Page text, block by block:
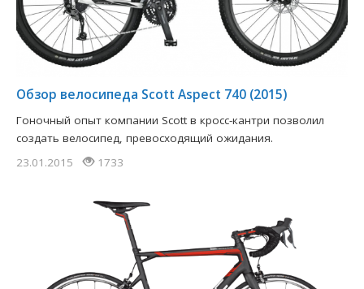
Обзор велосипеда Scott Aspect 740 (2015)
Гоночный опыт компании Scott в кросс-кантри позволил
создать велосипед, превосходящий ожидания.
23.01.2015
1733